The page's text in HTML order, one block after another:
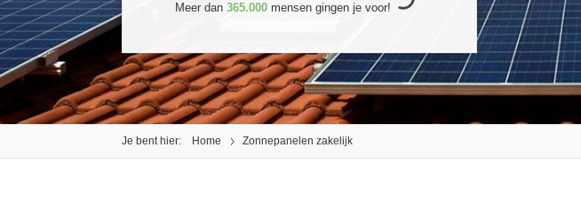
Meer dan 365.000mensen gingen je voor!
Je bent hier: Home Zonnepanelen zakelijk